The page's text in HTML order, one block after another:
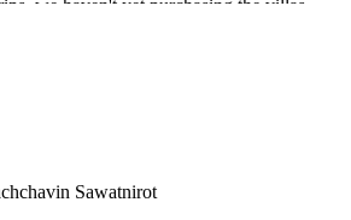
we haven't yet purchasing the villas
However, I get to know a new
a new plan for new property. Cherry
be one of our very first choice to contact.
Sawatnirot